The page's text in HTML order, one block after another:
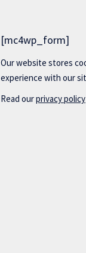
[mc4wp_form]
Our website stores
experience with our
Read ourprivacy policy